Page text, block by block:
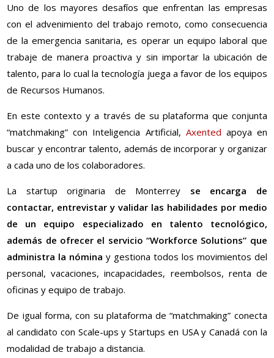
Uno de los mayores desafíos que enfrentan las empresas
con el advenimiento del trabajo remoto, como consecuencia
de la emergencia sanitaria, es operar un equipo laboral que
trabaje de manera proactiva y sin importar la ubicación de
talento, para lo cual la tecnología juega a favor de los equipos
de Recursos Humanos.
En este contexto y a través de su plataforma que conjunta
“matchmaking” con Inteligencia Artificial, Axented apoya en
buscar y encontrar talento, además de incorporar y organizar
a cada uno de los colaboradores.
La startup originaria de Monterrey se encarga de
contactar, entrevistar y validar las habilidades por medio
de un equipo especializado en talento tecnológico,
además de ofrecer el servicio “Workforce Solutions” que
administra la nómina y gestiona todos los movimientos del
personal, vacaciones, incapacidades, reembolsos, renta de
oficinas y equipo de trabajo.
De igual forma, con su plataforma de “matchmaking” conecta
al candidato con Scale-ups y Startups en USA y Canadá con la
modalidad de trabajo a distancia.